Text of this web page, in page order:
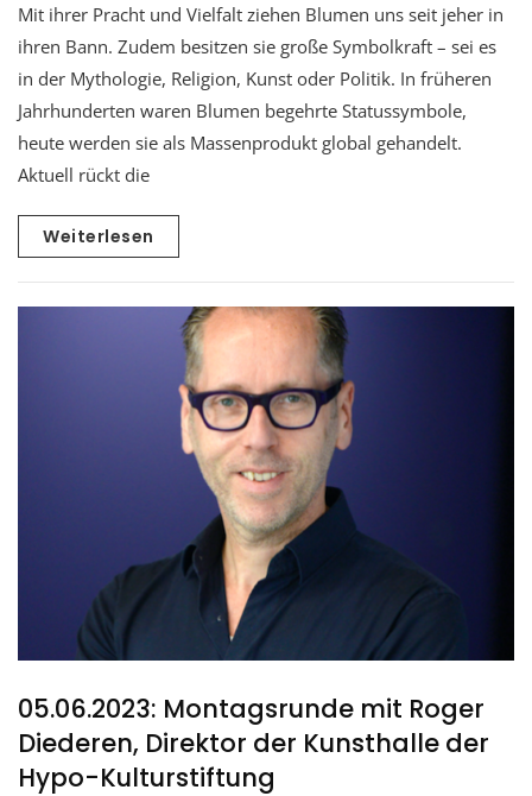
Mit ihrer Pracht und Vielfalt ziehen Blumen uns seit jeher in
ihren Bann. Zudem besitzen sie große Symbolkraft – sei es
in der Mythologie, Religion, Kunst oder Politik. In früheren
Jahrhunderten waren Blumen begehrte Statussymbole,
heute werden sie als Massenprodukt global gehandelt.
Aktuell rückt die
Weiterlesen
05.06.2023: Montagsrunde mit Roger
Diederen, Direktor der Kunsthalle der
Hypo-Kulturstiftung